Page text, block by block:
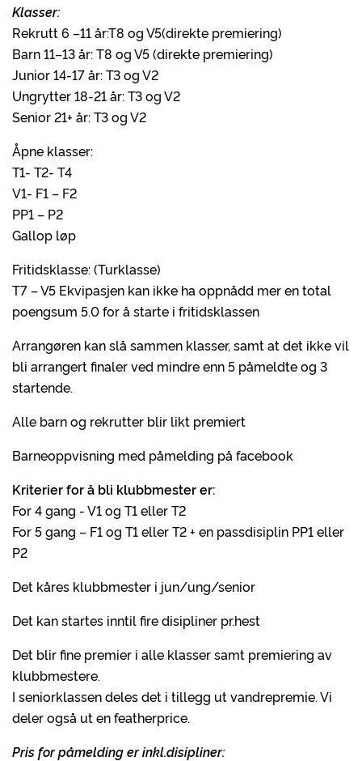
Klasser:
Rekrutt 6 –11 år:T8 og V5(direkte premiering)
Barn 11–13 år: T8 og V5 (direkte premiering)
Junior 14-17 år: T3 og V2
Ungrytter 18-21 år: T3 og V2
Senior 21+ år: T3 og V2
Åpne klasser:
T1- T2- T4
V1- F1 – F2
PP1 – P2
Gallop løp
Fritidsklasse: (Turklasse)
T7 – V5 Ekvipasjen kan ikke ha oppnådd mer en total
poengsum 5.0 for å starte i fritidsklassen
Arrangøren kan slå sammen klasser, samt at det ikke vil
bli arrangert finaler ved mindre enn 5 påmeldte og 3
startende.
Alle barn og rekrutter blir likt premiert
Barneoppvisning med påmelding på facebook
Kriterier for å bli klubbmester er:
For 4 gang - V1 og T1 eller T2
For 5 gang – F1 og T1 eller T2 + en passdisiplin PP1 eller
P2
Det kåres klubbmester i jun/ung/senior
Det kan startes inntil fire disipliner pr.hest
Det blir fine premier i alle klasser samt premiering av
klubbmestere.
I seniorklassen deles det i tillegg ut vandrepremie. Vi
deler også ut en featherprice.
Pris for påmelding er inkl.disipliner: